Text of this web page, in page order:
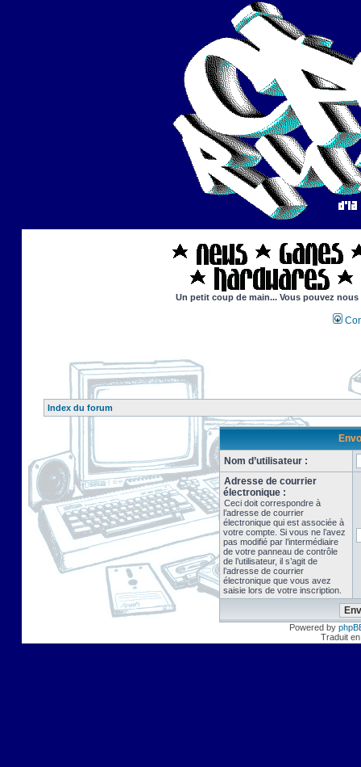
Un petit coup de main... Vous pouvez
Index du forum
Nom d’utilisateur :
Adresse de courrier
électronique :
Ceci doit correspondre à
l’adresse de courrier
électronique qui est associée à
votre compte. Si vous ne l’avez
pas modifié par l’intermédiaire
de votre panneau de contrôle
de l’utilisateur, il s’agit de
l’adresse de courrier
électronique que vous avez
saisie lors de votre inscription.
Powered by
Traduit